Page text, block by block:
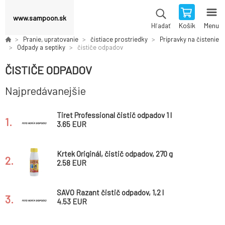
www.sampoon.sk
Hľadať Košík Menu
Pranie, upratovanie čistiace prostriedky
Prípravky na čistenie
Odpady a septiky
čističe odpadov
ČISTIČE ODPADOV
Najpredávanejšie
1.
Tiret Professional čistič odpadov 1 l
3.65 EUR
2.
Krtek Originál, čistič odpadov, 270 g
2.58 EUR
3.
SAVO Razant čistič odpadov, 1,2 l
4.53 EUR